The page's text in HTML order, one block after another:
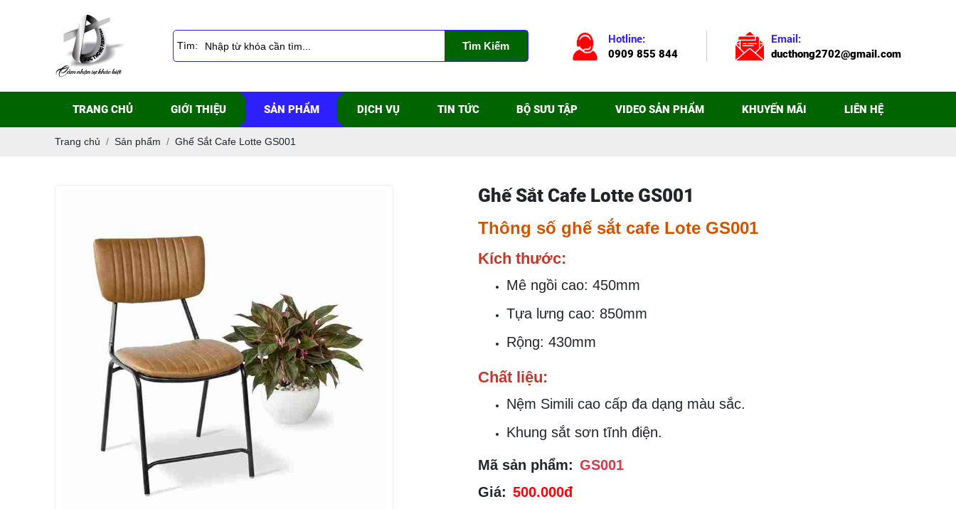
Tìm: Tìm Kiếm
Hotline:
0909 855 844
Email:
ducthong2702@gmail.com
TRANG CHỦ GIỚI THIỆU SẢN PHẨM DỊCH VỤ TIN TỨC BỘ SƯU TẬP VIDEO SẢN PHẨM KHUYẾN MÃI LIÊN HỆ
Trang chủ Sản phẩm Ghế Sắt Cafe Lotte GS001
Ghế Sắt Cafe Lotte GS001
Thông số ghế sắt cafe Lote GS001
Kích thước:
Mê ngồi cao: 450mm
Tựa lưng cao: 850mm
Rộng: 430mm
Chất liệu:
Nệm Simili cao cấp đa dạng màu sắc.
Khung sắt sơn tĩnh điện.
Mã sản phẩm: GS001
Giá: 500.000đ